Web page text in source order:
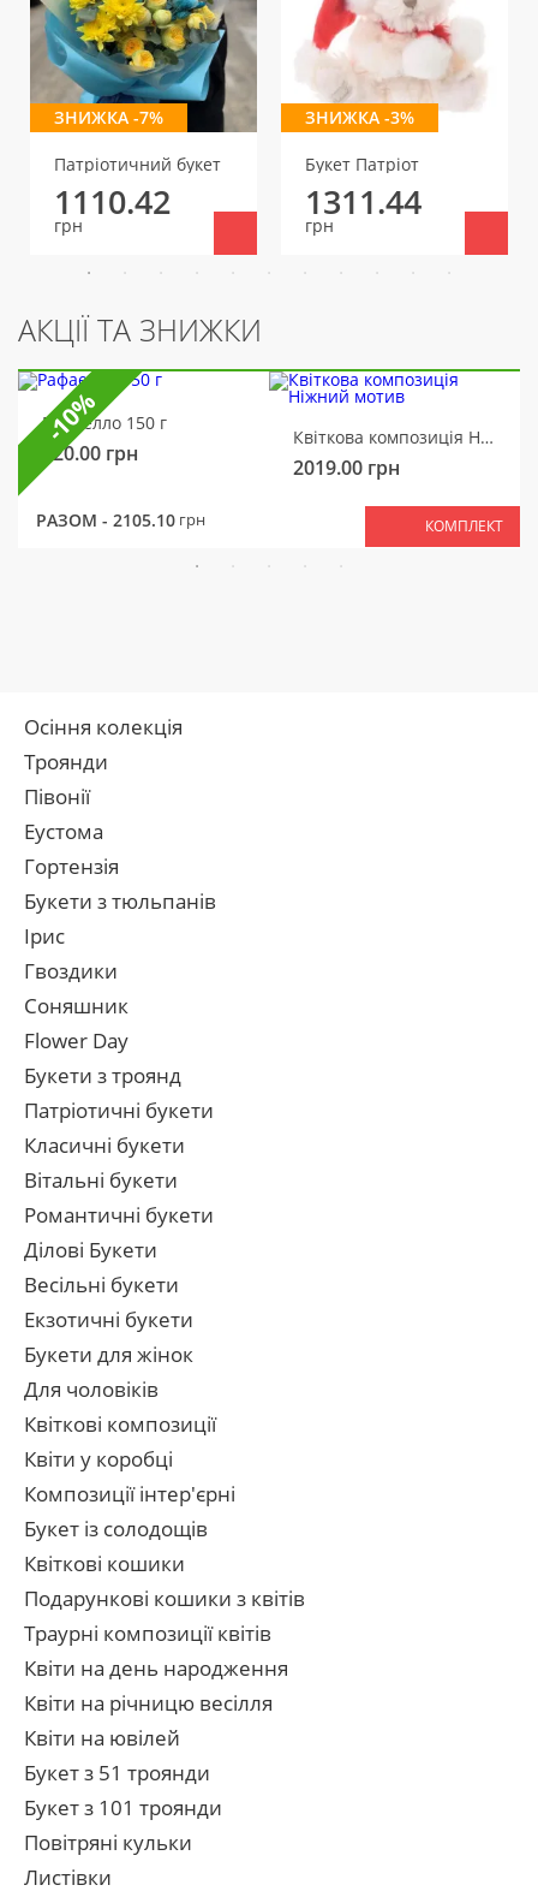
ЗНИЖКА -7%
Патріотичний букет
1110.42
грн
ЗНИЖКА -3%
Букет Патріот
1311.44
грн
АКЦІЇ ТА ЗНИЖКИ
Рафаелло 150 г
320.00 грн
Квіткова композиція Ніжний мотив
2019.00 грн
РАЗОМ - 2105.10 грн КОМПЛЕКТ
-10%
Осіння колекція
Троянди
Півонії
Еустома
Гортензія
Букети з тюльпанів
Ірис
Гвоздики
Соняшник
Flower Day
Букети з троянд
Патріотичні букети
Класичні букети
Вітальні букети
Романтичні букети
Ділові Букети
Весільні букети
Екзотичні букети
Букети для жінок
Для чоловіків
Квіткові композиції
Квіти у коробці
Композиції інтер'єрні
Букет із солодощів
Квіткові кошики
Подарункові кошики з квітів
Траурні композиції квітів
Квіти на день народження
Квіти на річницю весілля
Квіти на ювілей
Букет з 51 троянди
Букет з 101 троянди
Повітряні кульки
Листівки